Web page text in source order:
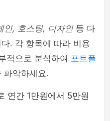
인, 호스팅, 디자인등 다
. 각 항목에 따라 비용
적으로 분석하여 포트폴
파악하세요.
연간 1만원에서 5만원